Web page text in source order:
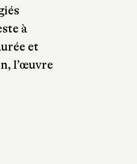
à
et
l’œuvre